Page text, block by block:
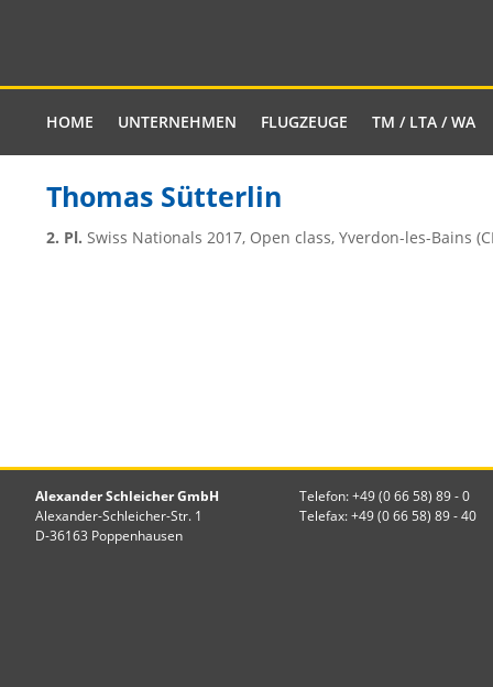
HOME UNTERNEHMEN FLUGZEUGE TM / LTA / WA
Thomas Sütterlin
2. Pl. Swiss Nationals 2017, Open class, Yverdon-les-Bains
Alexander Schleicher GmbH
Alexander-Schleicher-Str. 1
D-36163 Poppenhausen
Telefon: +49 (0 66 58) 89 - 0
Telefax: +49 (0 66 58) 89 - 40